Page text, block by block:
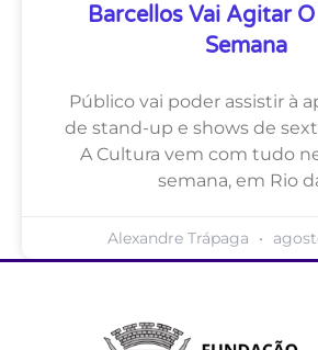
Barcellos Vai Agitar
Semana
Público vai poder assistir à
de stand-up e shows de
A Cultura vem com tudo
semana, em Rio
Alexandre Trápaga